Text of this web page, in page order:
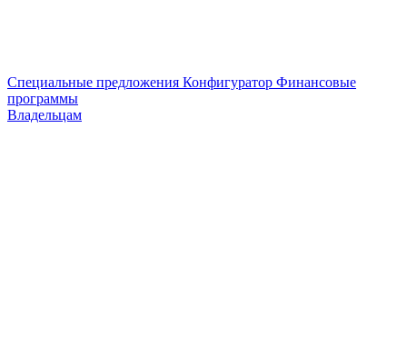
Специальные предложения Конфигуратор Финансовые
программы
Владельцам